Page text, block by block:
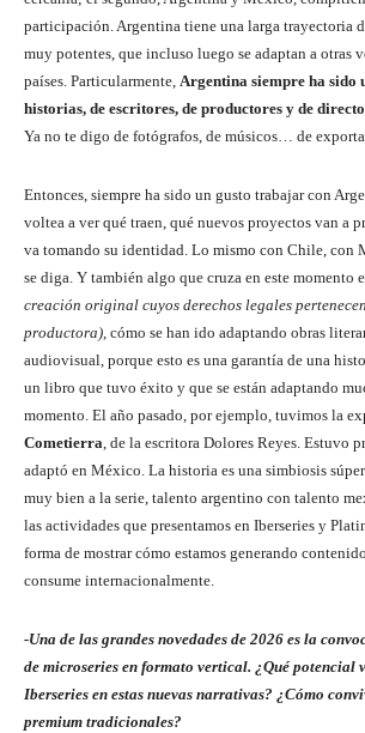
participación. Argentina tiene una larga trayectoria
muy potentes, que incluso luego se adaptan a otras
países. Particularmente, Argentina siempre ha sido
historias, de escritores, de productores y de
Ya no te digo de fotógrafos, de músicos… de
Entonces, siempre ha sido un gusto trabajar con
voltea a ver qué traen, qué nuevos proyectos van a
va tomando su identidad. Lo mismo con Chile, con
se diga. Y también algo que cruza en este momento
creación original cuyos derechos legales
productora), cómo se han ido adaptando obras
audiovisual, porque esto es una garantía de una
un libro que tuvo éxito y que se están adaptando
momento. El año pasado, por ejemplo, tuvimos la
Cometierra, de la escritora Dolores Reyes. Estuvo
adaptó en México. La historia es una simbiosis
muy bien a la serie, talento argentino con talento
las actividades que presentamos en Iberseries y
forma de mostrar cómo estamos generando
consume internacionalmente.
-Una de las grandes novedades de 2026 es la
de microseries en formato vertical. ¿Qué potencial
Iberseries en estas nuevas narrativas? ¿Cómo
premium tradicionales?